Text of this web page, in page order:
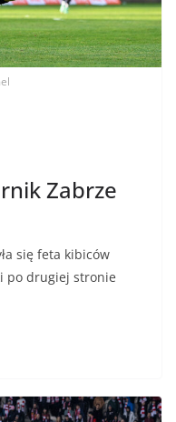
Zabrze
się feta kibiców
po drugiej stronie